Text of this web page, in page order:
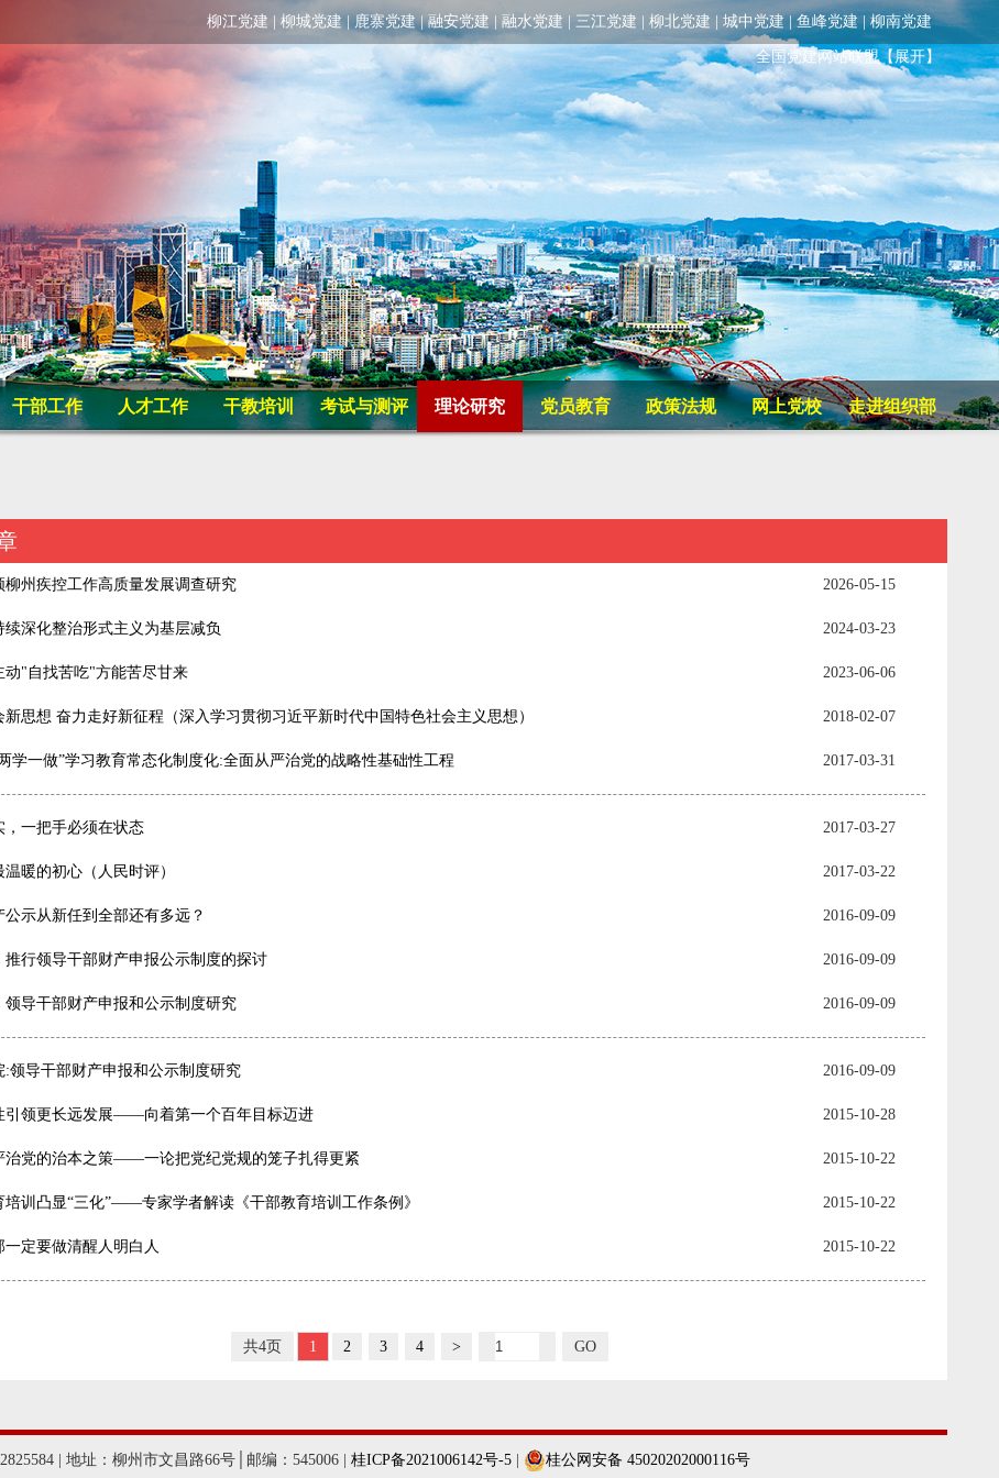
柳江党建 柳城党建 鹿寨党建 | 融安党建 融水党建 三江党建 柳北党建 城中党建 | 鱼峰党建 | 柳南党建
全国党建网站联盟【展开】
干部工作 人才工作 干教培训 考试与测评 理论研究 党员教育 政策法规 网上党校 走进组织部
柳州疾控工作高质量发展调查研究 2026-05-15
续深化整治形式主义为基层减负 2024-03-23
动"自找苦吃"方能苦尽甘来 2023-06-06
新思想 奋力走好新征程（深入学习贯彻习近平新时代中国特色社会主义思想） 2018-02-07
学一做”学习教育常态化制度化:全面从严治党的战略性基础性工程 2017-03-31
，一把手必须在状态 2017-03-27
温暖的初心（人民时评） 2017-03-22
公示从新任到全部还有多远？ 2016-09-09
推行领导干部财产申报公示制度的探讨 2016-09-09
领导干部财产申报和公示制度研究 2016-09-09
:领导干部财产申报和公示制度研究 2016-09-09
引领更长远发展——向着第一个百年目标迈进 2015-10-28
治党的治本之策——一论把党纪党规的笼子扎得更紧 2015-10-22
培训凸显“三化”——专家学者解读《干部教育培训工作条例》 2015-10-22
一定要做清醒人明白人 2015-10-22
共4页 1 2 3 4 > GO
| 地址：柳州市文昌路66号│邮编：545006 | 桂ICP备2021006142号-5 桂公网安备 45020202000116号